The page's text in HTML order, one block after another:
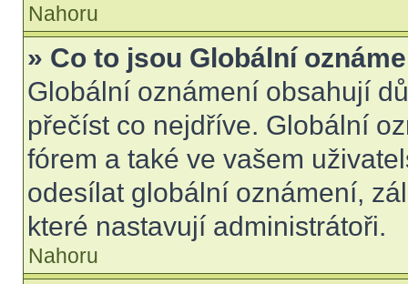
Nahoru
» Co to jsou Globální
Globální oznámení obsahují
přečíst co nejdříve. Globální
fórem a také ve vašem
odesílat globální oznámení,
které nastavují administrátoři.
Nahoru